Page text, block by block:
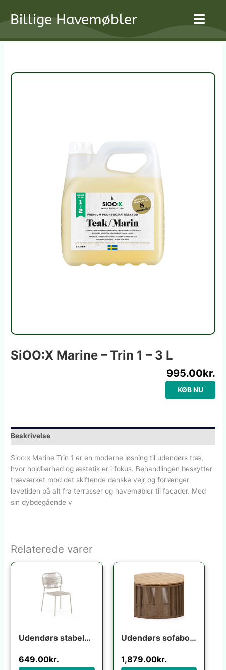
Billige Havemøbler
SiOO:X Marine – Trin 1 – 3 L
995.00kr.
KØB NU
Beskrivelse
Sioo:x Marine Trin 1 er en moderne løsning til udendørs træ,
hvor holdbarhed og æstetik er i fokus. Behandlingen beskytter
træværket mod det skiftende danske vejr og forlænger
levetiden på alt fra terrasser og havemøbler til facader. Med
sin dybdegående v
Relaterede varer
Udendørs stabelbar fletstol Kave Home Talaier ecru syntetisk rattan & galvaniseret stål H84 x B51 x D58 cm
649.00kr.
Udendørs sofabord Kave Home Dandara Ø70 x H40 cm stål/akaciatræ rustik
1,879.00kr.